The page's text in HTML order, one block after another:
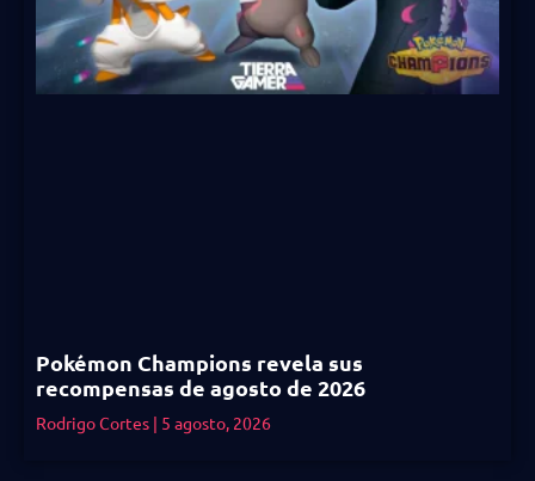
Pokémon Champions revela sus
recompensas de agosto de 2026
Rodrigo Cortes 5 agosto, 2026